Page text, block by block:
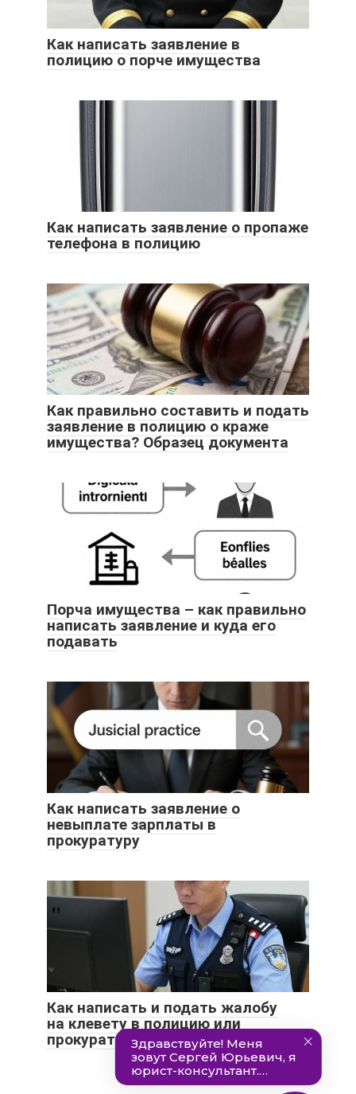
Как написать заявление в
полицию о порче имущества
Как написать заявление о пропаже
телефона в полицию
Как правильно составить и подать
заявление в полицию о краже
имущества? Образец документа
Порча имущества – как правильно
написать заявление и куда его
подавать
Как написать заявление о
невыплате зарплаты в
прокуратуру
Как написать и подать жалобу
на клевету в полицию или
прокуратуру